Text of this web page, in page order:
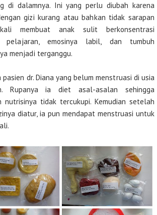
di dalamnya. Ini yang perlu diubah karena
gizi kurang atau bahkan tidak sarapan
membuat anak sulit berkonsentrasi
pelajaran, emosinya labil, dan tumbuh
menjadi terganggu.
pasien dr. Diana yang belum menstruasi di usia
Rupanya ia diet asal-asalan sehingga
nutrisinya tidak tercukupi. Kemudian setelah
diatur, ia pun mendapat menstruasi untuk